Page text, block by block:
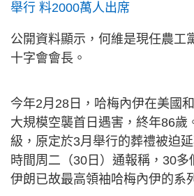
舉行 料2000萬人出席
公開資料顯示，何維是現任農工
十字會會長。
今年2月28日，哈梅內伊在美國
大規模空襲首日遇害，終年86歲
級，原定於3月舉行的葬禮被迫
時間周二（30日）通報稱，30多
伊朗已故最高領袖哈梅內伊的系